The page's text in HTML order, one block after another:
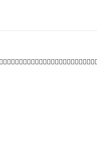
地。則堂高。陛無級廉近地。則堂卑。獨𣃔曰。